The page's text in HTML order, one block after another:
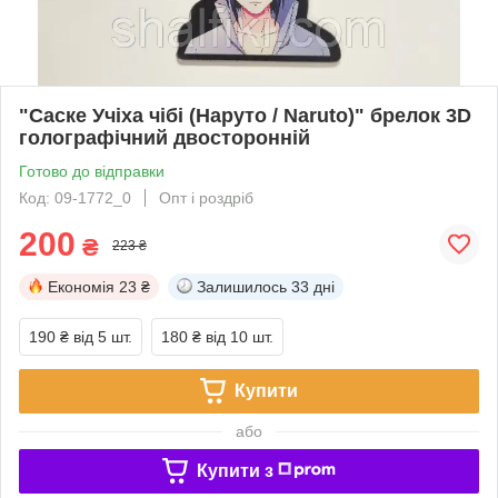
"Саске Учіха чібі (Наруто / Naruto)" брелок 3D
голографічний двосторонній
Готово до відправки
Код: 09-1772_0
Опт і роздріб
200 ₴ 223 ₴
Економія 23 ₴ Залишилось 33 дні
190 ₴ від 5 шт. 180 ₴ від 10 шт.
Купити
або
Купити з